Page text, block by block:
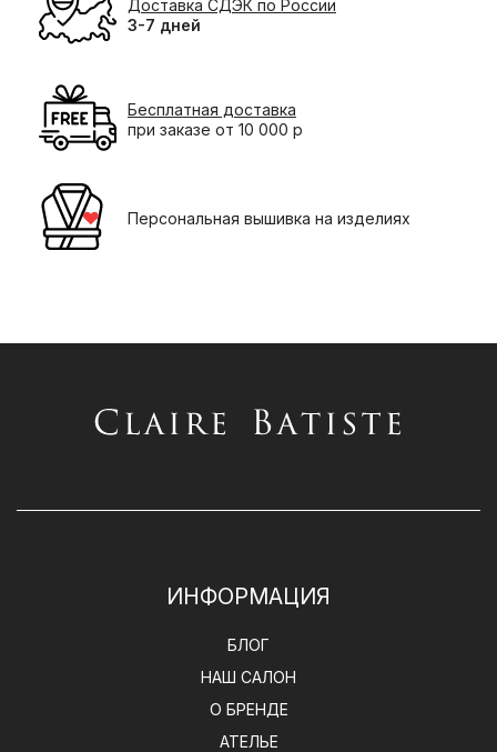
Доставка СДЭК по России
3-7 дней
Бесплатная доставка
при заказе от 10 000 р
Персональная вышивка на изделиях
ИНФОРМАЦИЯ
БЛОГ
НАШ САЛОН
О БРЕНДЕ
АТЕЛЬЕ